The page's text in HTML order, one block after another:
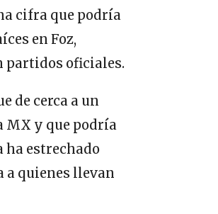
cifra que podría
en Foz,
partidos oficiales.
de cerca a un
MX y que podría
ha estrechado
a quienes llevan